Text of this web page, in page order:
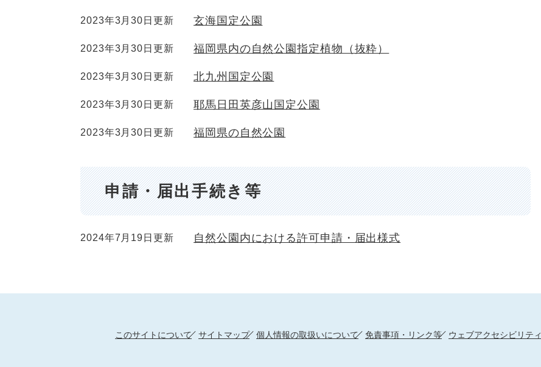
2023年3月30日更新 玄海国定公園
2023年3月30日更新 福岡県内の自然公園指定植物（抜粋）
2023年3月30日更新 北九州国定公園
2023年3月30日更新 耶馬日田英彦山国定公園
2023年3月30日更新 福岡県の自然公園
申請・届出手続き等
2024年7月19日更新 自然公園内における許可申請・届出様式
このサイトについて サイトマップ 個人情報の取扱いについて 免責事項・リンク等 ウェブアクセシビリティ